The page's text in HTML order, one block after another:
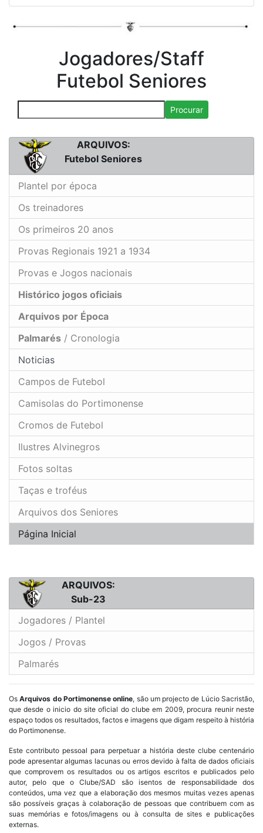
Jogadores/Staff
Futebol Seniores
Procurar
ARQUIVOS:
Futebol Seniores
Plantel por época
Os treinadores
Os primeiros 20 anos
Provas Regionais 1921 a 1934
Provas e Jogos nacionais
Histórico jogos oficiais
Arquivos por Época
Palmarés / Cronologia
Noticias
Campos de Futebol
Camisolas do Portimonense
Cromos de Futebol
Ilustres Alvinegros
Fotos soltas
Taças e troféus
Arquivos dos Seniores
Página Inicial
ARQUIVOS:
Sub-23
Jogadores / Plantel
Jogos / Provas
Palmarés
OsArquivos do Portimonense online, são um projecto de Lúcio Sacristão,
que desde o inicio do site oficial do clube em 2009, procura reunir neste
espaço todos os resultados, factos e imagens que digam respeito à história
do Portimonense.
Este contributo pessoal para perpetuar a história deste clube centenário
pode apresentar algumas lacunas ou erros devido à falta de dados oficiais
que comprovem os resultados ou os artigos escritos e publicados pelo
autor, pelo que o Clube/SAD são isentos de responsabilidade dos
conteúdos, uma vez que a elaboração dos mesmos muitas vezes apenas
são possíveis graças à colaboração de pessoas que contribuem com as
suas memórias e fotos/imagens ou à consulta de sites e publicações
externas.